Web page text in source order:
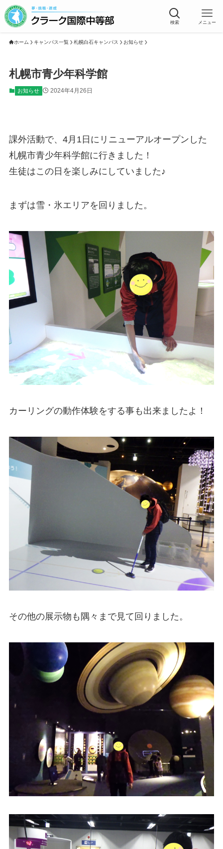
検索 メニュー
ホーム キャンパス一覧 札幌白石キャンパス お知らせ
札幌市青少年科学館
お知らせ 2024年4月26日
課外活動で、4月1日にリニューアルオープンした
札幌市青少年科学館に行きました！
生徒はこの日を楽しみにしていました♪
まずは雪・氷エリアを回りました。
カーリングの動作体験をする事も出来ましたよ！
その他の展示物も隅々まで見て回りました。